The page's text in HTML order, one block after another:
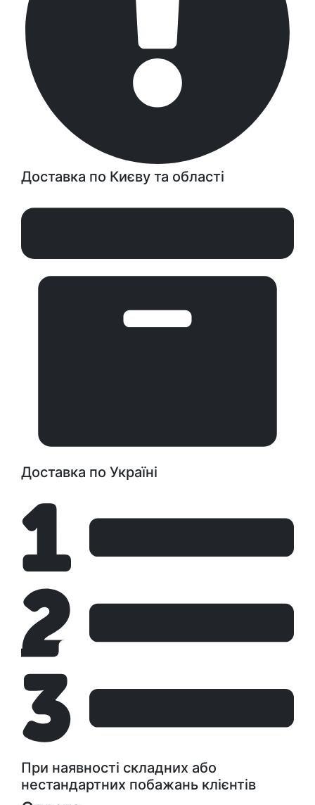
Доставка по Києву та області
Доставка по Україні
При наявності складних або
нестандартних побажань клієнтів